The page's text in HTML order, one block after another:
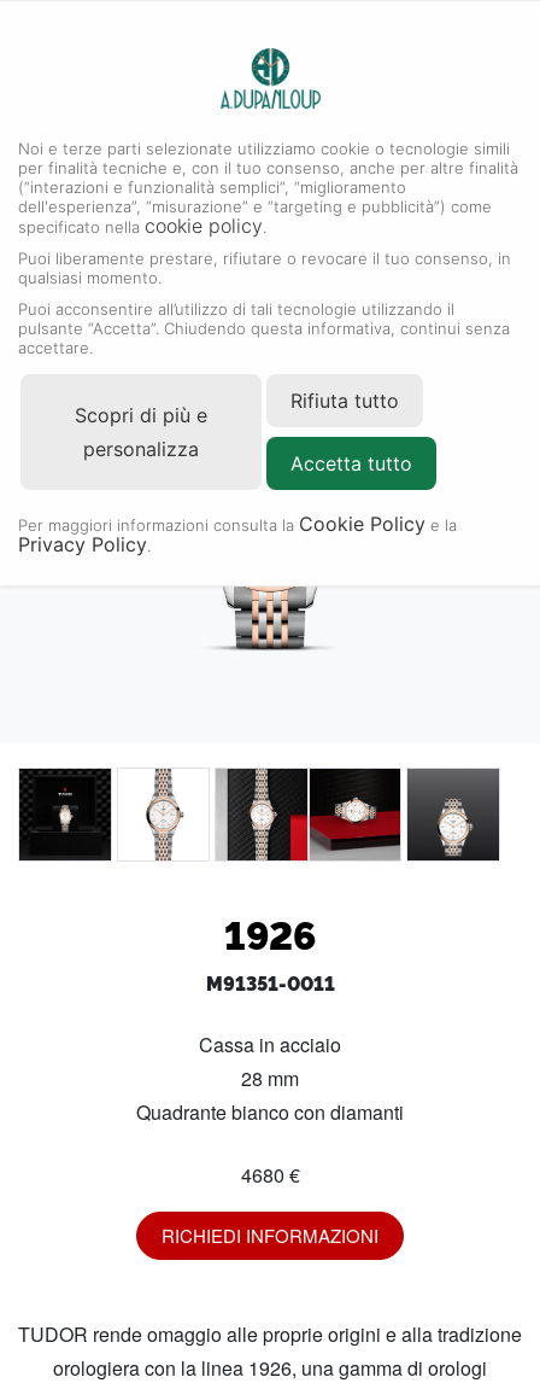
1926
M91351-0011
Cassa in acciaio
28 mm
Quadrante bianco con diamanti
4680 €
RICHIEDI INFORMAZIONI
TUDOR rende omaggio alle proprie origini e alla tradizione
orologiera con la linea 1926, una gamma di orologi
Noi e terze parti selezionate utilizziamo cookie o tecnologie simili
per finalità tecniche e, con il tuo consenso, anche per altre finalità
(“interazioni e funzionalità semplici”, “miglioramento
dell'esperienza”, “misurazione” e “targeting e pubblicità”) come
specificato nella cookie policy
Puoi liberamente prestare, rifiutare o revocare il tuo consenso, in
qualsiasi momento.
Puoi acconsentire all’utilizzo di tali tecnologie utilizzando il
pulsante “Accetta”. Chiudendo questa informativa, continui senza
accettare.
Scopri di più e
personalizza
Rifiuta tutto
Accetta tutto
Per maggiori informazioni consulta la Cookie Policy e la
Privacy Policy